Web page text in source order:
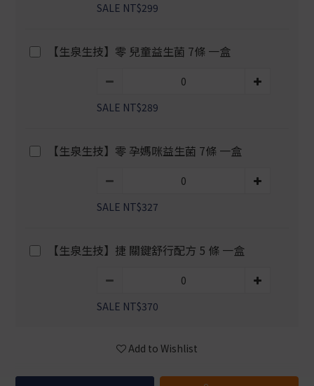
SALE NT$299
【生泉生技】零 兒童益生菌 7條 一盒
SALE NT$289
【生泉生技】零 孕媽咪益生菌 7條 一盒
SALE NT$327
【生泉生技】捷 關鍵舒行配方 5 條 一盒
SALE NT$370
Add to Wishlist